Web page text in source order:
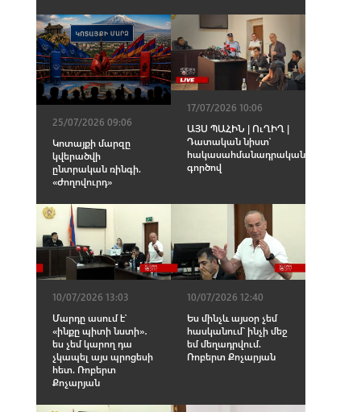
25/07/2026 09:06
Կոտայքի մարզը
կվերածվի
ընտրական ռինգի.
«Ժողովուրդ»
17/07/2026 10:06
ԱՅՍ ՊԱՀԻՆ | ՈւՂԻՂ |
Դատական նիստ՝
հակասահմանադրական
գործով
10/07/2026 13:03
Մարդը ասում է՝
«ինքը պիտի նստի»․
ես չեմ կարող դա
չկապել այս պրոցեսի
հետ. Ռոբերտ
Քոչարյան
10/07/2026 12:40
Ես մինչև այսօր չեմ
հասկանում` ինչի մեջ
եմ մեղադրվում.
Ռոբերտ Քոչարյան